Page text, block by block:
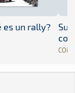
es un rally?